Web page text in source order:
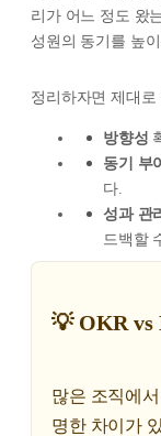
리가 어느 정도 왔
성원의 동기를 높
정리하자면 제대
방향성
동기 부
다.
성과 관
드백할
💡 OKR vs
많은 조직에
명한 차이가